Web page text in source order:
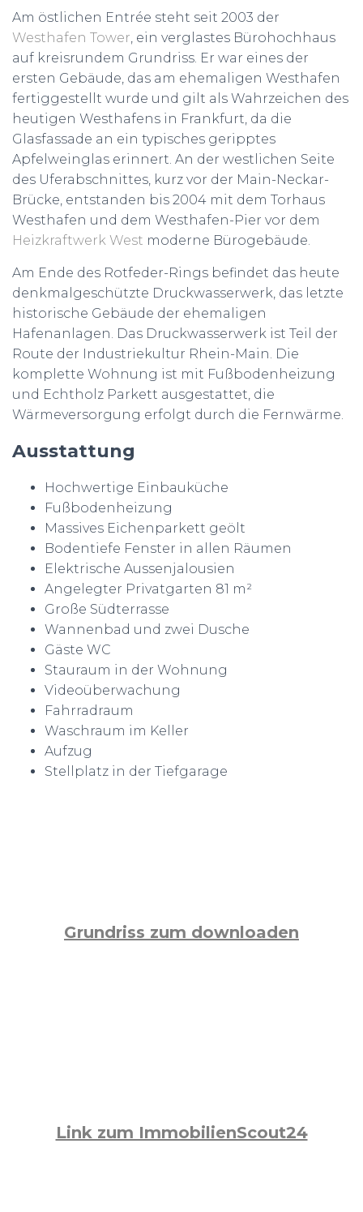
Am östlichen Entrée steht seit 2003 der
Westhafen Tower, ein verglastes Bürohochhaus
auf kreisrundem Grundriss. Er war eines der
ersten Gebäude, das am ehemaligen Westhafen
fertiggestellt wurde und gilt als Wahrzeichen des
heutigen Westhafens in Frankfurt, da die
Glasfassade an ein typisches geripptes
Apfelweinglas erinnert. An der westlichen Seite
des Uferabschnittes, kurz vor der Main-Neckar-
Brücke, entstanden bis 2004 mit dem Torhaus
Westhafen und dem Westhafen-Pier vor dem
Heizkraftwerk West moderne Bürogebäude.
Am Ende des Rotfeder-Rings befindet das heute
denkmalgeschützte Druckwasserwerk, das letzte
historische Gebäude der ehemaligen
Hafenanlagen. Das Druckwasserwerk ist Teil der
Route der Industriekultur Rhein-Main. Die
komplette Wohnung ist mit Fußbodenheizung
und Echtholz Parkett ausgestattet, die
Wärmeversorgung erfolgt durch die Fernwärme.
Ausstattung
Hochwertige Einbauküche
Fußbodenheizung
Massives Eichenparkett geölt
Bodentiefe Fenster in allen Räumen
Elektrische Aussenjalousien
Angelegter Privatgarten 81 m²
Große Südterrasse
Wannenbad und zwei Dusche
Gäste WC
Stauraum in der Wohnung
Videoüberwachung
Fahrradraum
Waschraum im Keller
Aufzug
Stellplatz in der Tiefgarage
Grundriss zum downloaden
Link zum ImmobilienScout24